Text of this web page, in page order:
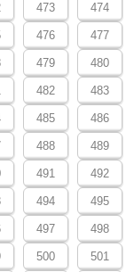
473 474
476 477
479 480
482 483
485 486
488 489
491 492
494 495
497 498
500 501